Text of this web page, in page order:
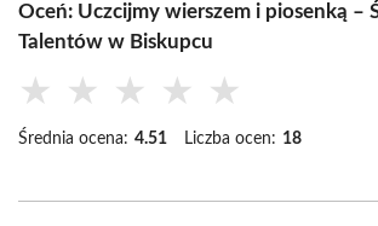
Oceń: Uczcijmy wierszem i piosenką –
Talentów w Biskupcu
★ ★ ★ ★ ★
Średnia ocena: 4.51 Liczba ocen: 18